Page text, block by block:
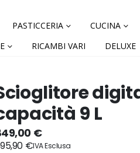
PASTICCERIA CUCINA
RICAMBI VARI DELUXE
9 L
€
€